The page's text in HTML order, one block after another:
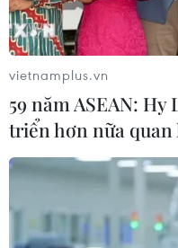
vietnamplus.vn
59 năm ASEAN:
triển hơn nữa quan